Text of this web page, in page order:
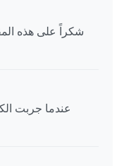
شكراً على هذه
عندما جربت